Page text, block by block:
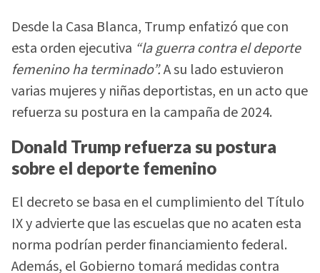
Desde la Casa Blanca, Trump enfatizó que con
esta orden ejecutiva “la guerra contra el deporte
femenino ha terminado”.A su lado estuvieron
varias mujeres y niñas deportistas, en un acto que
refuerza su postura en la campaña de 2024.
Donald Trump refuerza su postura
sobre el deporte femenino
El decreto se basa en el cumplimiento del Título
IX y advierte que las escuelas que no acaten esta
norma podrían perder financiamiento federal.
Además, el Gobierno tomará medidas contra